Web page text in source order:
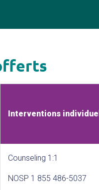
Interventions
Counseling 1:1
NOSP 1 855 486-5037